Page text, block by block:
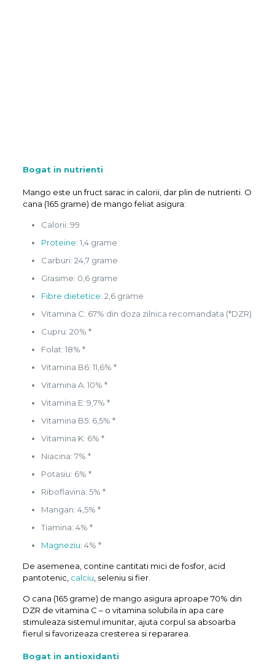
Bogat in nutrienti
Mango este un fruct sarac in calorii, dar plin de nutrienti. O
cana (165 grame) de mango feliat asigura:
Calorii: 99
Proteine: 1,4 grame
Carburi: 24,7 grame
Grasime: 0,6 grame
Fibre dietetice: 2,6 grame
Vitamina C: 67% din doza zilnica recomandata (*DZR)
Cupru: 20% *
Folat: 18% *
Vitamina B6: 11,6% *
Vitamina A: 10% *
Vitamina E: 9,7% *
Vitamina B5: 6,5% *
Vitamina K: 6% *
Niacina: 7% *
Potasiu: 6% *
Riboflavina: 5% *
Mangan: 4,5% *
Tiamina: 4% *
Magneziu: 4% *
De asemenea, contine cantitati mici de fosfor, acid
pantotenic, calciu , seleniu si fier.
O cana (165 grame) de mango asigura aproape 70% din
DZR de vitamina C – o vitamina solubila in apa care
stimuleaza sistemul imunitar, ajuta corpul sa absoarba
fierul si favorizeaza cresterea si repararea.
Bogat in antioxidanti